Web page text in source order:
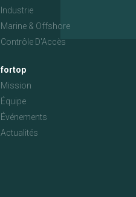
Industrie
Marine & Offshore
Contrôle D'Accès
fortop
Mission
Équipe
Événements
Actualités